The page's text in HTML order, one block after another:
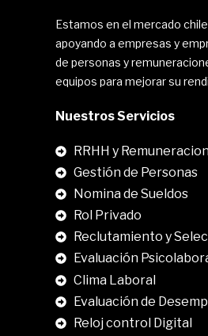
Estamos en el mercado
apoyando a empresas y
de personas y
equipos para mejorar su
Nuestros Servicios
RRHH y
Gestión de Personas
Nomina de Sueldos
Rol Privado
Reclutamiento y
Evaluación
Clima Laboral
Evaluación de
Reloj control Digital